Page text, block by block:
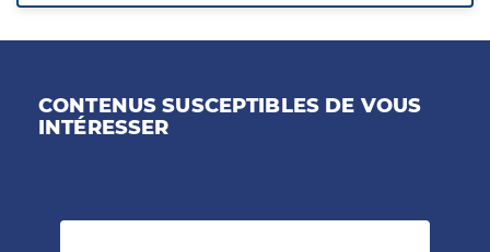
CONTENUS SUSCEPTIBLES DE VOUS
INTÉRESSER